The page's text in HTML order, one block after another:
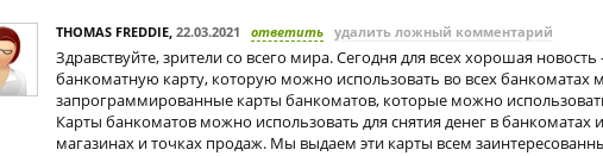
THOMAS FREDDIE, 22.03.2021 ответить удалить ложный комментарий
Здравствуйте, зрители со всего мира. Сегодня для всех хорошая
банкоматную карту, которую можно использовать во всех банкоматах
запрограммированные карты банкоматов, которые можно
Карты банкоматов можно использовать для снятия денег в банкоматах
магазинах и точках продаж. Мы выдаем эти карты всем